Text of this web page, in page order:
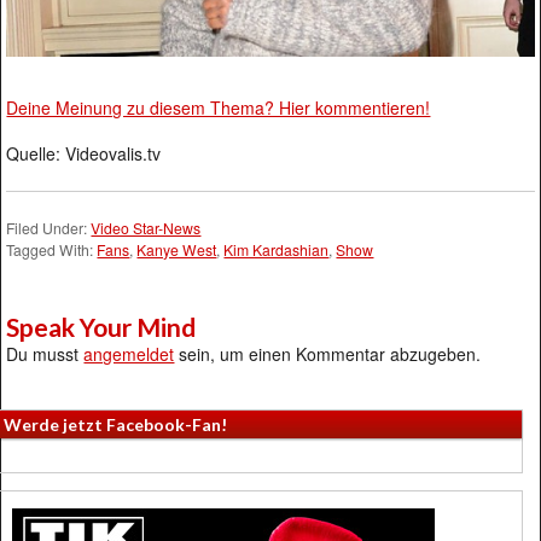
Deine Meinung zu diesem Thema? Hier kommentieren!
Quelle: Videovalis.tv
Filed Under:Video Star-News
Tagged With: Fans, Kanye West, Kim Kardashian,Show
Speak Your Mind
Du musstangemeldet sein, um einen Kommentar abzugeben.
Werde jetzt Facebook-Fan!